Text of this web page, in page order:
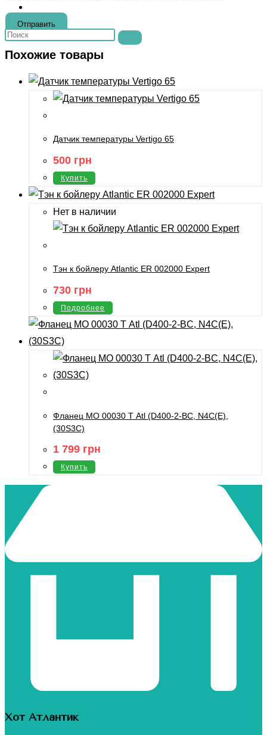
по
веб-
Поиск
на
Похожие товары
Датчик температуры Vertigo 65
500 грн
Купить
Нет в наличии
Тэн к бойлеру Atlantic ER 002000 Expert
730 грн
Подробнее
Фланец МО 00030 Т Atl (D400-2-BС, N4C(E),
(30S3C)
1 799 грн
Купить
Хот Атлантик